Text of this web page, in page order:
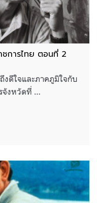
ชการไทย ตอนที่ 2
งดีใจและภาคภูมิใจกับ
จังหวัดที่ …